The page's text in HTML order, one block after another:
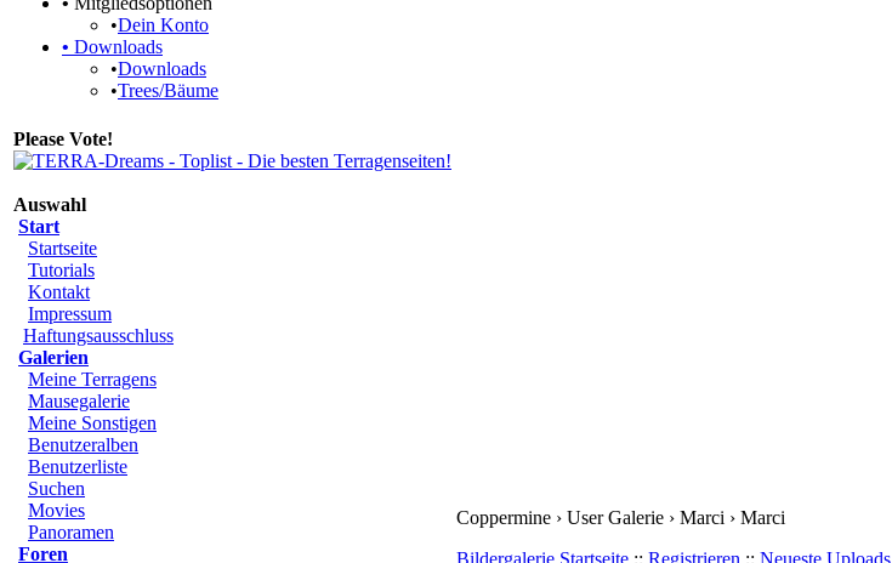
•Dein Konto
• Downloads
•Downloads
•Trees/Bäume
Please Vote!
Auswahl
Start
Startseite
Tutorials
Kontakt
Impressum
Haftungsausschluss
Galerien
Meine Terragens
Mausegalerie
Meine Sonstigen
Benutzeralben
Benutzerliste
Suchen
Movies
Panoramen
Foren
Coppermine › User Galerie › Marci › Marci
Bildergalerie Startseite :: Registrieren :: Neueste Uploads